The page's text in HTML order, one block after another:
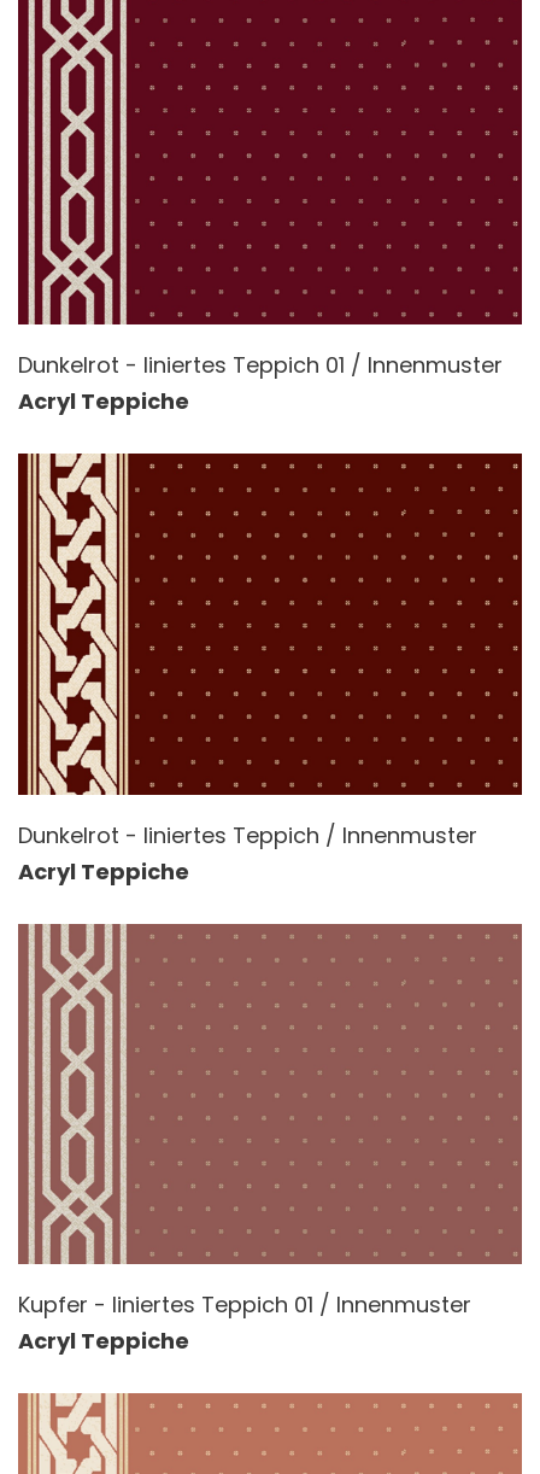
Dunkelrot - liniertes Teppich 01 / Innenmuster
Acryl Teppiche
Dunkelrot - liniertes Teppich / Innenmuster
Acryl Teppiche
Kupfer - liniertes Teppich 01 / Innenmuster
Acryl Teppiche